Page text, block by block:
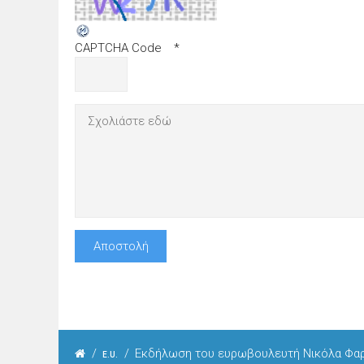
CAPTCHA Code *
/ E.U. / Εκδήλωση του ευρωβουλευτή Νικόλα